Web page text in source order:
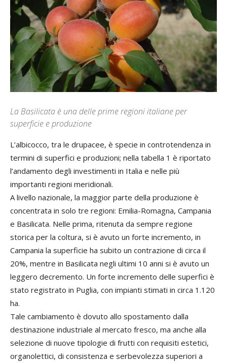
La Basilicata è una delle prime regioni italiane per
superficie e produzione
L’albicocco, tra le drupacee, è specie in controtendenza in
termini di superfici e produzioni; nella tabella 1 è riportato
l’andamento degli investimenti in Italia e nelle più
importanti regioni meridionali.
A livello nazionale, la maggior parte della produzione è
concentrata in solo tre regioni: Emilia-Romagna, Campania
e Basilicata. Nelle prima, ritenuta da sempre regione
storica per la coltura, si è avuto un forte incremento, in
Campania la superficie ha subito un contrazione di circa il
20%, mentre in Basilicata negli ultimi 10 anni si è avuto un
leggero decremento. Un forte incremento delle superfici è
stato registrato in Puglia, con impianti stimati in circa 1.120
ha.
Tale cambiamento è dovuto allo spostamento dalla
destinazione industriale al mercato fresco, ma anche alla
selezione di nuove tipologie di frutti con requisiti estetici,
organolettici, di consistenza e serbevolezza superiori a